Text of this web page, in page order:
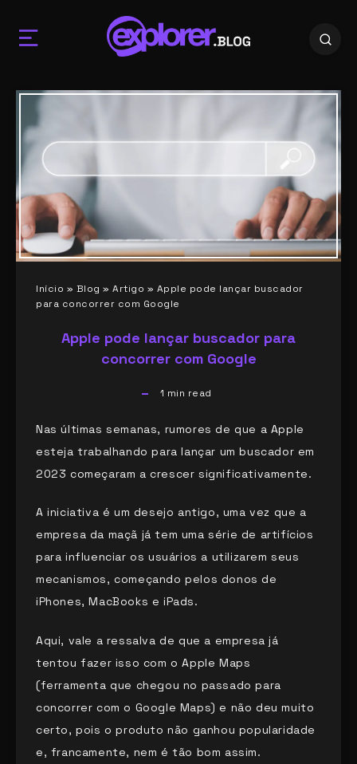
Início » Blog » Artigo » Apple pode lançar buscador
para concorrer com Google
Apple pode lançar buscador para
concorrer com Google
1 min read
Nas últimas semanas, rumores de que a Apple
esteja trabalhando para lançar um buscador em
2023 começaram a crescer significativamente.
A iniciativa é um desejo antigo, uma vez que a
empresa da maçã já tem uma série de artifícios
para influenciar os usuários a utilizarem seus
mecanismos, começando pelos donos de
iPhones, MacBooks e iPads.
Aqui, vale a ressalva de que a empresa já
tentou fazer isso com o Apple Maps
(ferramenta que chegou no passado para
concorrer com o Google Maps) e não deu muito
certo, pois o produto não ganhou popularidade
e, francamente, nem é tão bom assim.